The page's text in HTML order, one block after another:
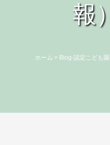
報）
ホーム > Blog-認定こども